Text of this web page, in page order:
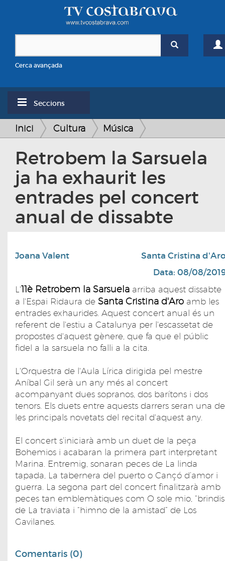
Cerca avançada
Seccions
Inici Cultura Música
Retrobem la Sarsuela
ja ha exhaurit les
entrades pel concert
anual de dissabte
Joana Valent
Santa Cristina
Data: 08/08/
L'11è Retrobem la Sarsuela arriba aquest dissabte
a l'Espai Ridaura de Santa Cristina d'Aro amb les
entrades exhaurides. Aquest concert anual és un
referent de l'estiu a Catalunya per l'escassetat de
propostes d'aquest gènere, que fa que el públic
fidel a la sarsuela no falli a la cita.
L'Orquestra de l'Aula Lírica dirigida pel mestre
Aníbal Gil serà un any més al concert
acompanyant dues sopranos, dos barítons i dos
tenors. Els duets entre aquests darrers seran una de
les principals novetats del recital d'aquest any.
El concert s’iniciarà amb un duet de la peça
Bohemios i acabaran la primera part interpretant
Marina. Entremig, sonaran peces de La linda
tapada, La tabernera del puerto o Cançó d’amor i
guerra. La segona part del concert finalitzarà amb
peces tan emblemàtiques com O sole mio, “brindis
de La traviata i “himno de la amistad” de Los
Gavilanes.
Comentaris (0)